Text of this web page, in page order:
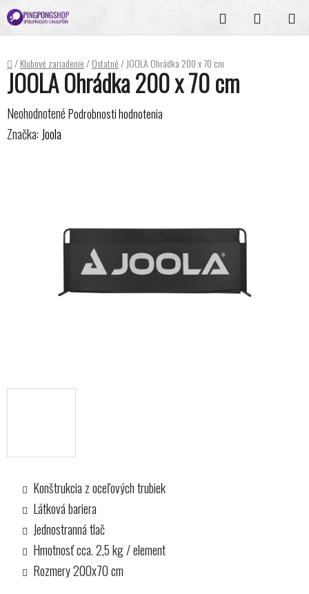
Prejsť
na
obsah
Hľadať
KOŠÍK
Domov
/Klubové zariadenie/Ostatné/JOOLA Ohrádka 200 x 70 cm
Konštrukcia z oceľových trubiek
Látková bariera
Jednostranná tlač
Hmotnosť cca. 2,5 kg / element
Rozmery 200x70 cm
JOOLA Ohrádka 200 x 70 cm
Priemerné
hodnotenie
Neohodnotené Podrobnosti hodnotenia
Značka: Joola